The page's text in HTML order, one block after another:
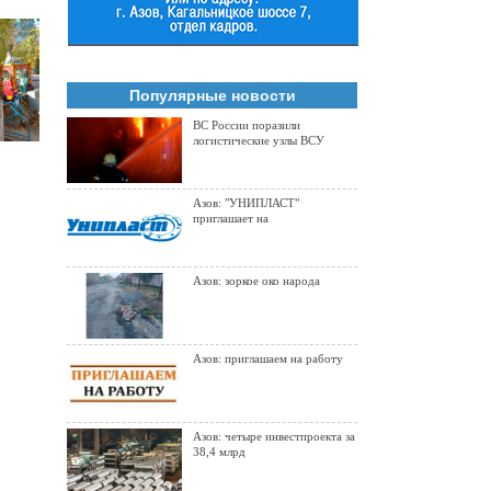
Популярные новости
ВС России поразили
логистические узлы ВСУ
Азов: "УНИПЛАСТ"
приглашает на
Азов: зоркое око народа
Азов: приглашаем на работу
Азов: четыре инвестпроекта за
38,4 млрд